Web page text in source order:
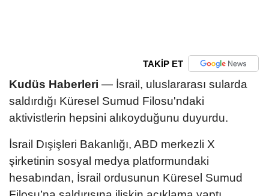
TAKİP ET
Kudüs Haberleri — İsrail, uluslararası sularda
saldırdığı Küresel Sumud Filosu'ndaki
aktivistlerin hepsini alıkoyduğunu duyurdu.
İsrail Dışişleri Bakanlığı, ABD merkezli X
şirketinin sosyal medya platformundaki
hesabından, İsrail ordusunun Küresel Sumud